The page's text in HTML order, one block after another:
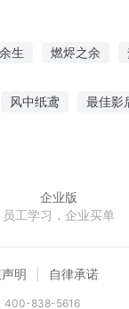
生 燃烬之余
风中纸鸢 最佳影
企业版
员工学习，企业买单
明 自律承诺
400-838-5616